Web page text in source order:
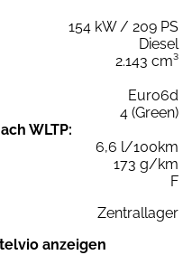
154 kW / 209 PS
Diesel
2.143 cm³
Euro6d
4 (Green)
WLTP:
6,6 l/100km
173 g/km
F
Zentrallager
anzeigen